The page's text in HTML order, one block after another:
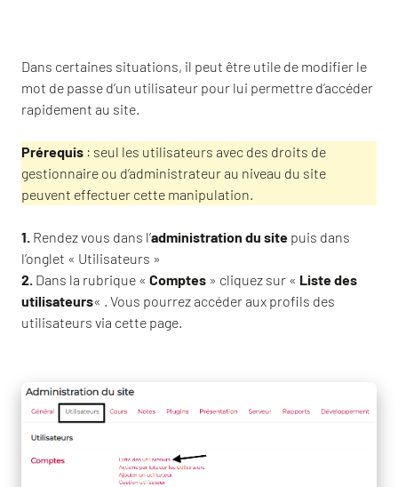
Dans certaines situations, il peut être utile de modifier le
mot de passe d’un utilisateur pour lui permettre d’accéder
rapidement au site.
Prérequis : seul les utilisateurs avec des droits de
gestionnaire ou d’administrateur au niveau du site
peuvent effectuer cette manipulation.
1. Rendez vous dans l’administration du site puis dans
l’onglet « Utilisateurs »
2. Dans la rubrique « Comptes » cliquez sur « Liste des
utilisateurs« . Vous pourrez accéder aux profils des
utilisateurs via cette page.